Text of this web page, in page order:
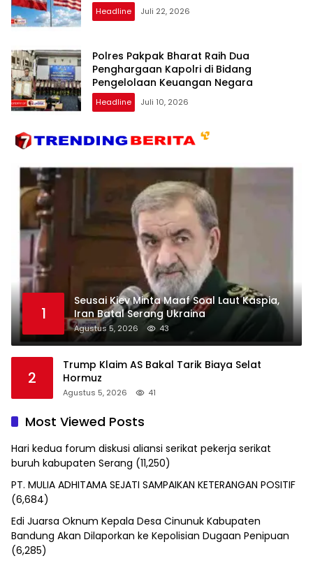
Headline Juli 22, 2026
Polres Pakpak Bharat Raih Dua
Penghargaan Kapolri di Bidang
Pengelolaan Keuangan Negara
Headline Juli 10, 2026
1
Seusai Kiev Minta Maaf Soal Laut Kaspia,
Iran Batal Serang Ukraina
Agustus 5, 2026 43
2
Trump Klaim AS Bakal Tarik Biaya Selat
Hormuz
Agustus 5, 2026 41
Most Viewed Posts
Hari kedua forum diskusi aliansi serikat pekerja serikat
buruh kabupaten Serang (11,250)
PT. MULIA ADHITAMA SEJATI SAMPAIKAN KETERANGAN POSITIF
(6,684)
Edi Juarsa Oknum Kepala Desa Cinunuk Kabupaten
Bandung Akan Dilaporkan ke Kepolisian Dugaan Penipuan
(6,285)